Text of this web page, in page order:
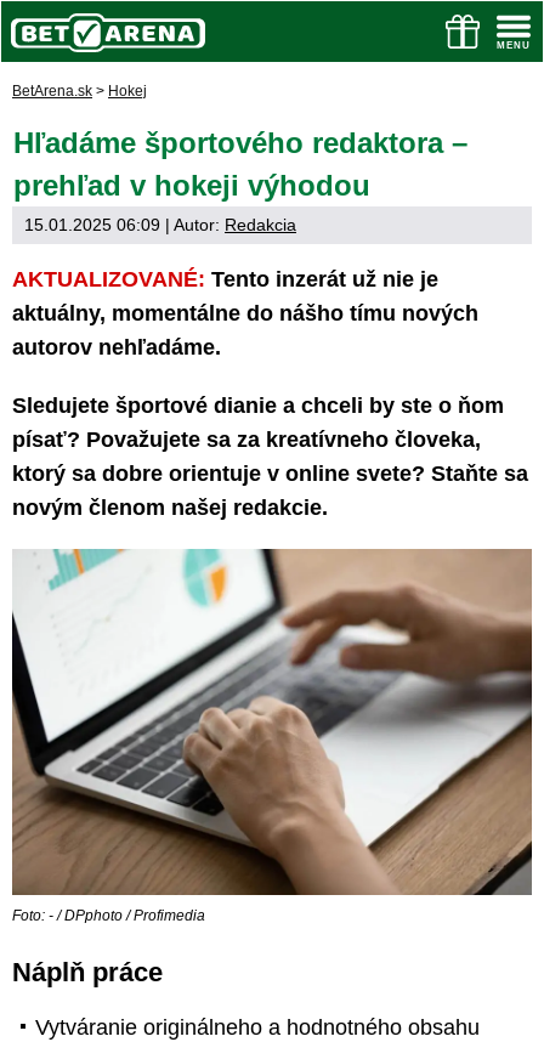
BetArena.sk > Hokej
Hľadáme športového redaktora –
prehľad v hokeji výhodou
15.01.2025 06:09 | Autor: Redakcia
AKTUALIZOVANÉ: Tento inzerát už nie je
aktuálny, momentálne do nášho tímu nových
autorov nehľadáme.
Sledujete športové dianie a chceli by ste o ňom
písať? Považujete sa za kreatívneho človeka,
ktorý sa dobre orientuje v online svete? Staňte sa
novým členom našej redakcie.
Foto: - / DPphoto / Profimedia
Náplň práce
Vytváranie originálneho a hodnotného obsahu